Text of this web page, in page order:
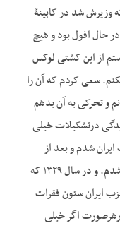
وزیرش شد در کابینۀ
حال افول بود و هیچ
از این کشتی لوکس
سعی کردم که آن را
و تحرکی به آن بدهم
درتشکیلات خیلی
سال ۱۳۲۸ وارد حزب ایران شدم و بعد از
مدتی در حدود شش ماه رئیس سازمان جوانان شدم. و در سال ۱۳۲۹ که
ایران ستون فقرات
اگر خیلی